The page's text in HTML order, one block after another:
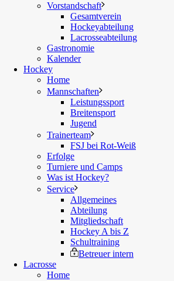
Vorstandschaft
Gesamtverein
Hockeyabteilung
Lacrosseabteilung
Gastronomie
Kalender
Hockey
Home
Mannschaften
Leistungssport
Breitensport
Jugend
Trainerteam
FSJ bei Rot-Weiß
Erfolge
Turniere und Camps
Was ist Hockey?
Service
Allgemeines
Abteilung
Mitgliedschaft
Hockey A bis Z
Schultraining
Betreuer intern
Lacrosse
Home